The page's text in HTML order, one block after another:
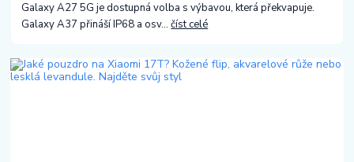
Galaxy A27 5G je dostupná volba s výbavou, která překvapuje.
Galaxy A37 přináší IP68 a osv...číst celé